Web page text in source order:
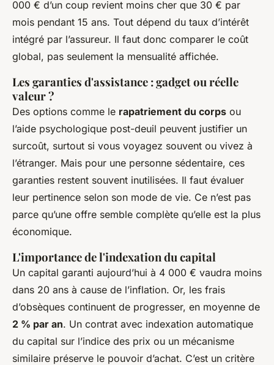
000 € d’un coup revient moins cher que 30 € par
mois pendant 15 ans. Tout dépend du taux d’intérêt
intégré par l’assureur. Il faut donc comparer le coût
global, pas seulement la mensualité affichée.
Les garanties d'assistance : gadget ou réelle
valeur ?
Des options comme le rapatriement du corps ou
l’aide psychologique post-deuil peuvent justifier un
surcoût, surtout si vous voyagez souvent ou vivez à
l’étranger. Mais pour une personne sédentaire, ces
garanties restent souvent inutilisées. Il faut évaluer
leur pertinence selon son mode de vie. Ce n’est pas
parce qu’une offre semble complète qu’elle est la plus
économique.
L'importance de l'indexation du capital
Un capital garanti aujourd’hui à 4 000 € vaudra moins
dans 20 ans à cause de l’inflation. Or, les frais
d’obsèques continuent de progresser, en moyenne de
2 % par an. Un contrat avec indexation automatique
du capital sur l’indice des prix ou un mécanisme
similaire préserve le pouvoir d’achat. C’est un critère